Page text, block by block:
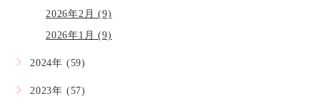
2026年2月 (9)
2026年1月 (9)
2024年 (59)
2023年 (57)